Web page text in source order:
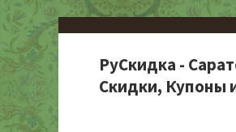
РуСкидка -
Скидки, Купоны